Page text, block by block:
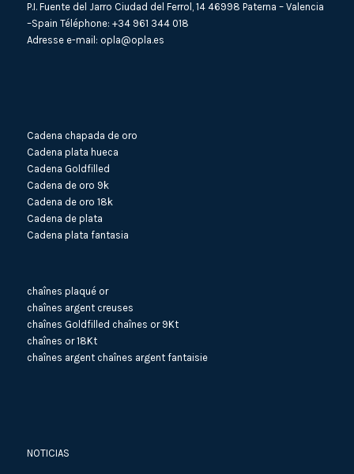
P.I. Fuente del Jarro Ciudad del Ferrol, 14 46998 Paterna – Valencia
–Spain Téléphone: +34 961 344 018
Adresse e-mail: opla@opla.es
Cadena chapada de oro
Cadena plata hueca
Cadena Goldfilled
Cadena de oro 9k
Cadena de oro 18k
Cadena de plata
Cadena plata fantasia
chaînes plaqué or
chaînes argent creuses
chaînes Goldfilled chaînes or 9Kt
chaînes or 18Kt
chaînes argent chaînes argent fantaisie
NOTICIAS